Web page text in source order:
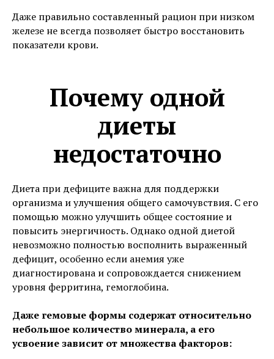
Даже правильно составленный рацион при низком
железе не всегда позволяет быстро восстановить
показатели крови.
Почему одной
диеты
недостаточно
Диета при дефиците важна для поддержки
организма и улучшения общего самочувствия. С его
помощью можно улучшить общее состояние и
повысить энергичность. Однако одной диетой
невозможно полностью восполнить выраженный
дефицит, особенно если анемия уже
диагностирована и сопровождается снижением
уровня ферритина, гемоглобина.
Даже гемовые формы содержат относительно
небольшое количество минерала, а его
усвоение зависит от множества факторов: